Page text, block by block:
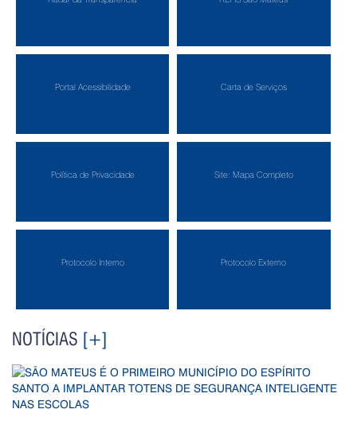
Portal Acessibilidade Carta de Serviços
Política de Privacidade Site: Mapa Completo
Protocolo Interno Protocolo Externo
NOTÍCIAS [+]